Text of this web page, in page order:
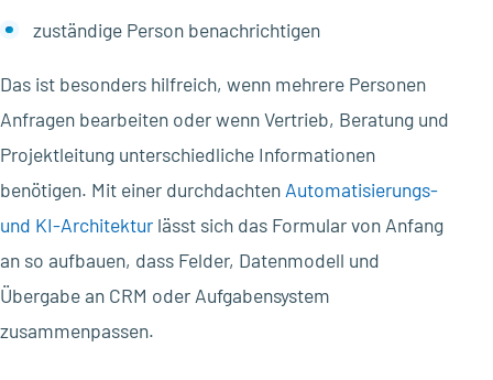
zuständige Person benachrichtigen
Das ist besonders hilfreich, wenn mehrere Personen
Anfragen bearbeiten oder wenn Vertrieb, Beratung und
Projektleitung unterschiedliche Informationen
benötigen. Mit einer durchdachten Automatisierungs-
und KI-Architektur lässt sich das Formular von Anfang
an so aufbauen, dass Felder, Datenmodell und
Übergabe an CRM oder Aufgabensystem
zusammenpassen.